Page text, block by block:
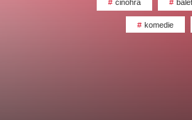
činohra balet
komedie
Veselá scéna Kalikovský